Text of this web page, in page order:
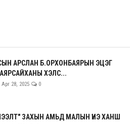
АРСЛАН Б.ОРХОНБАЯРЫН ЭЦЭГ
ХЭЛС...
Apr 28, 2025 0
ЗАХЫН АМЬД МАЛЫН ҮНЭ ХАНШ